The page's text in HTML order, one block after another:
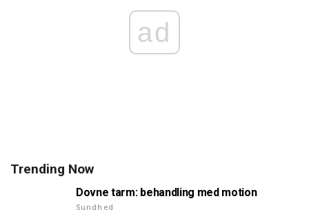
ad
Trending Now
Dovne tarm: behandling med motion
Sundhed